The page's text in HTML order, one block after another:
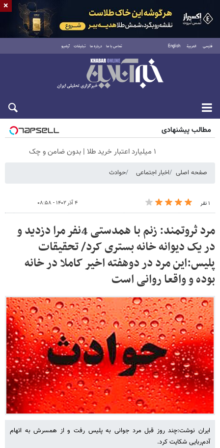
فارسی العربية English تماس با ما درباره ما تبلیغات آرشیو
جمعه ۱۶ مرداد ۱۴۰۵
مطالب پیشنهادی
۱ میلیارد اعتبار خرید طلا | بدون ضامن و چک
صفحه اصلی اخبار اجتماعی حوادث
۱ نفر ۴ آذر ۱۴۰۲ - ۰۸:۵۸
مرد ثروتمند: زنم با همدستی 4نفر مرا دزدید و
در یک دیوانه خانه بستری کرد/ تحقیقات
پلیس:این مرد در دوهفته اخیر کاملا در خانه
بوده و واقعا روانی است
ایران نوشت:چند روز قبل مرد جوانی به پلیس رفت و از همسرش به اتهام
آدم‌ربایی شکایت کرد.
×